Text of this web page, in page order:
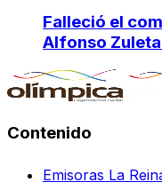
Falleció el
Alfonso
Contenido
Emisoras La